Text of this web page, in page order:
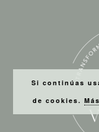
Si continúas
de cookies.